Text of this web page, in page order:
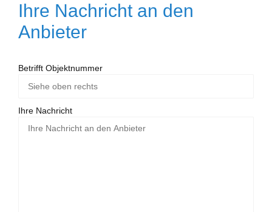
Ihre Nachricht an den
Anbieter
Betrifft Objektnummer
Ihre Nachricht